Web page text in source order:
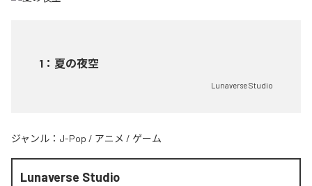
1 ： 夏の夜空
Lunaverse Studio
ジャンル： J-Pop / アニメ / ゲーム
Lunaverse Studio